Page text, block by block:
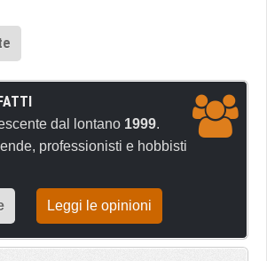
dal lontano 1999.
professionisti e hobbisti
Leggi le opinioni